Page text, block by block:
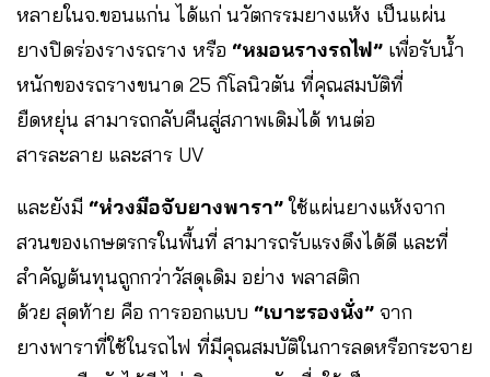
หลายในจ.ขอนแก่น ได้แก่ นวัตกรรมยางแห้ง เป็นแผ่น
ยางปิดร่องรางรถราง หรือ “หมอนรางรถไฟ” เพื่อรับน้ำ
หนักของรถรางขนาด 25 กิโลนิวตัน ที่คุณสมบัติที่
ยืดหยุ่น สามารถกลับคืนสู่สภาพเดิมได้ ทนต่อ
สารละลาย และสาร UV
และยังมี “ห่วงมือจับยางพารา”ใช้แผ่นยางแห้งจาก
สวนของเกษตรกรในพื้นที่ สามารถรับแรงดึงได้ดี และที่
สำคัญต้นทุนถูกกว่าวัสดุเดิม อย่าง พลาสติก
ด้วย สุดท้าย คือ การออกแบบ “เบาะรองนั่ง” จาก
ยางพาราที่ใช้ในรถไฟ ที่มีคุณสมบัติในการลดหรือกระจาย